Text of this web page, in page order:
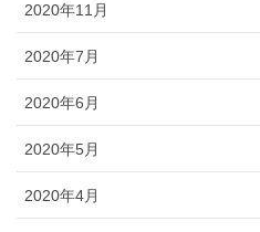
2020年11月
2020年7月
2020年6月
2020年5月
2020年4月